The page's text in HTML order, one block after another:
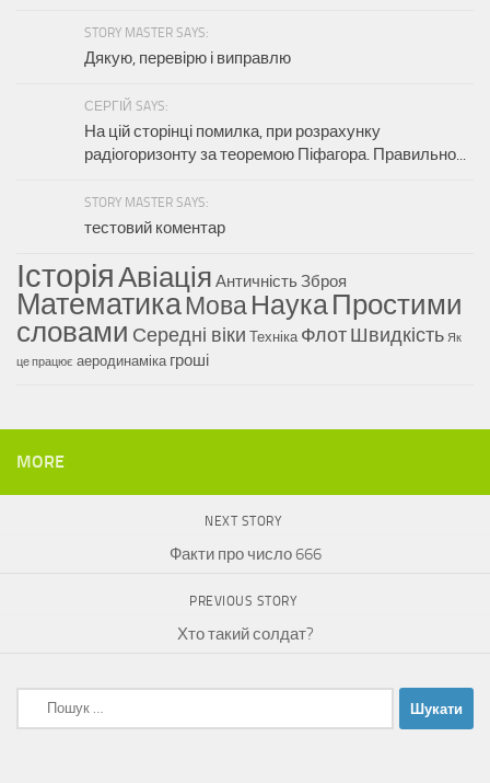
STORY MASTER SAYS:
Дякую, перевірю і виправлю
СЕРГІЙ SAYS:
На цій сторінці помилка, при розрахунку
радіогоризонту за теоремою Піфагора. Правильно...
STORY MASTER SAYS:
тестовий коментар
ІсторіяАвіація АнтичністьЗброя
МатематикаМоваНаукаПростими
словами Середні віки Техніка Флот Швидкість Як
це працює аеродинаміка гроші
MORE
NEXT STORY
Факти про число 666
PREVIOUS STORY
Хто такий солдат?
Пошук: